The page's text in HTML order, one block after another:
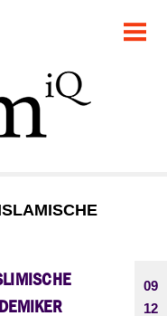
09
12